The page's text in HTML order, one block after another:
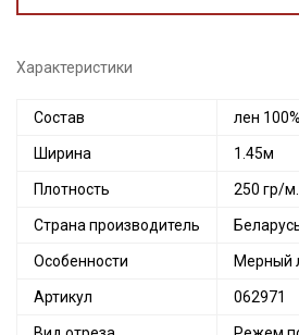
Характеристики
Состав лен 100%
Ширина 1.45м
Плотность 250 гр/
Страна производитель
Особенности Мерный
Артикул 062971